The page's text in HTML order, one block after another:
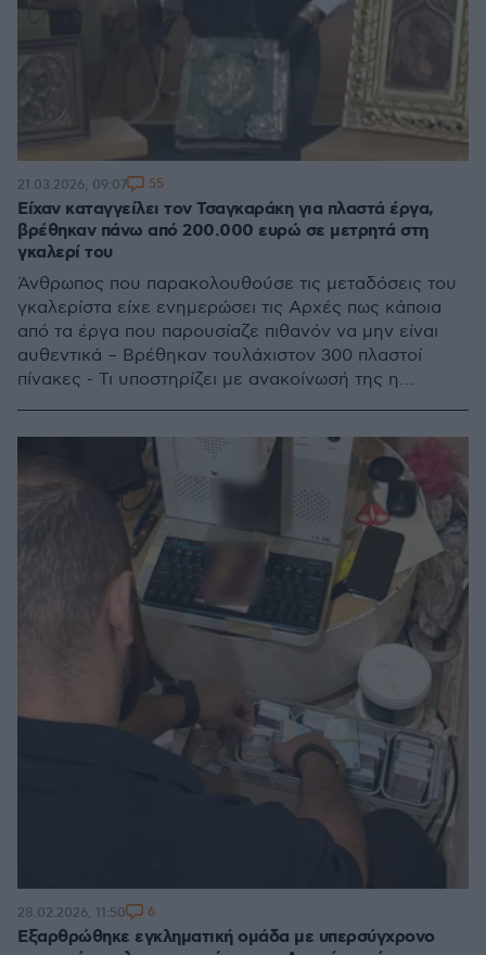
Είχαν καταγγείλει τον Τσαγκαράκη για πλαστά έργα,
βρέθηκαν πάνω από 200.000 ευρώ σε μετρητά στη
γκαλερί του
Άνθρωπος που παρακολουθούσε τις μεταδόσεις του
γκαλερίστα είχε ενημερώσει τις Αρχές πως κάποια
από τα έργα που παρουσίαζε πιθανόν να μην είναι
αυθεντικά – Βρέθηκαν τουλάχιστον 300 πλαστοί
πίνακες - Τι υποστηρίζει με ανακοίνωσή της η
21.03.2026, 09:07 55
Εξαρθρώθηκε εγκληματική ομάδα με υπερσύγχρονο
28.02.2026, 11:50 6